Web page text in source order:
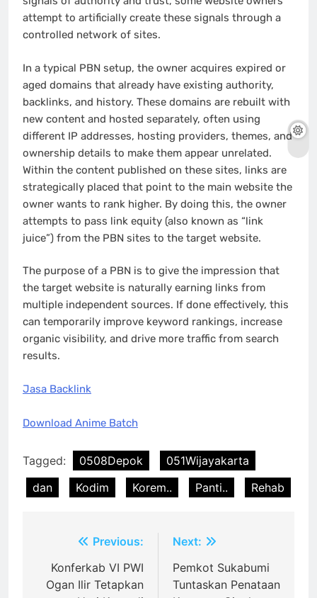
attempt to artificially create these signals through a
controlled network of sites.
In a typical PBN setup, the owner acquires expired or
aged domains that already have existing authority,
backlinks, and history. These domains are rebuilt with
new content and hosted separately, often using
different IP addresses, hosting providers, themes, and
ownership details to make them appear unrelated.
Within the content published on these sites, links are
strategically placed that point to the main website the
owner wants to rank higher. By doing this, the owner
attempts to pass link equity (also known as “link
juice”) from the PBN sites to the target website.
The purpose of a PBN is to give the impression that
the target website is naturally earning links from
multiple independent sources. If done effectively, this
can temporarily improve keyword rankings, increase
organic visibility, and drive more traffic from search
results.
Jasa Backlink
Download Anime Batch
Tagged: 0508Depok
051Wijayakarta
dan
Kodim Korem.. Panti.. Rehab
navigation
Previous:
Konferkab VI PWI
Ogan Ilir Tetapkan
Next:
Pemkot Sukabumi
Tuntaskan Penataan